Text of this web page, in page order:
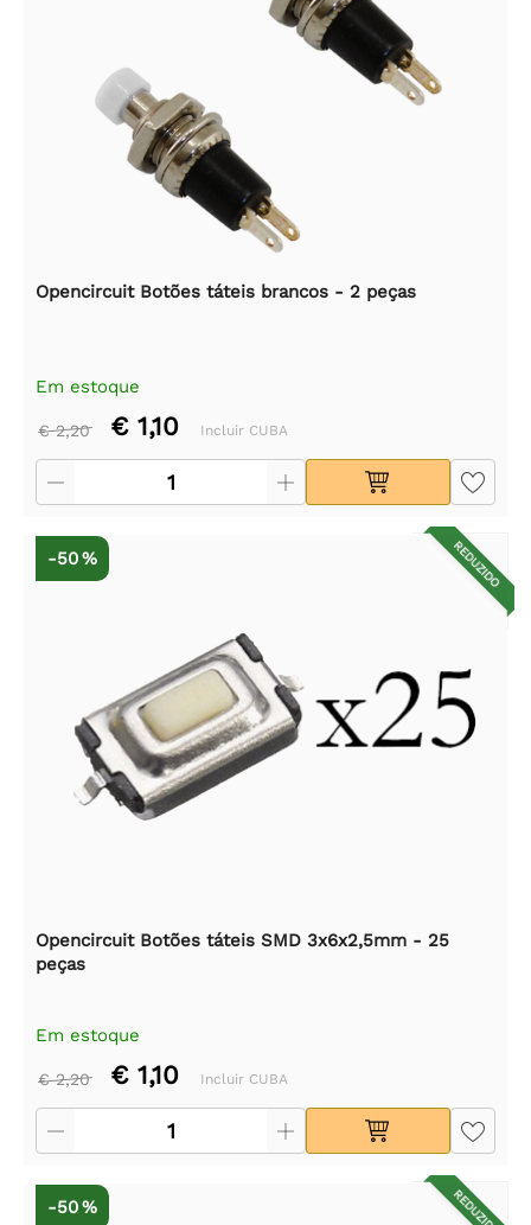
Opencircuit Botões táteis brancos - 2 peças
Em estoque
€ 2,20 € 1,10 Incluir CUBA
REDUZIDO
-50 %
Opencircuit Botões táteis SMD 3x6x2,5mm - 25
peças
Em estoque
€ 2,20 € 1,10 Incluir CUBA
REDUZIDO
-50 %